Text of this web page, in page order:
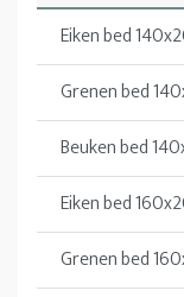
Eiken bed
Grenen bed
Beuken bed
Eiken bed
Grenen bed